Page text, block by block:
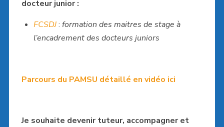
docteur junior :
FCSDJ: formation des maitres de stage à
l’encadrement des docteurs juniors
Parcours du PAMSU détaillé en vidéo ici
Je souhaite devenir tuteur, accompagner et